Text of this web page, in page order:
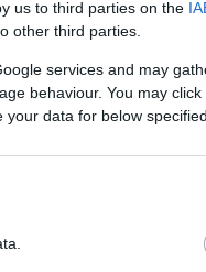
us to third parties on the
other third parties.
services and may
behaviour. You may
data for below